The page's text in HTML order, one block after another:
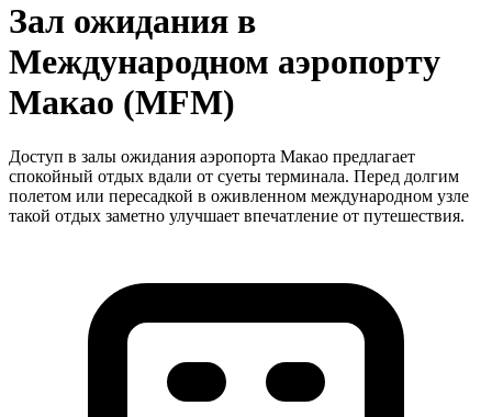
Зал ожидания в
Международном аэропорту
Макао (MFM)
Доступ в залы ожидания аэропорта Макао предлагает
спокойный отдых вдали от суеты терминала. Перед долгим
полетом или пересадкой в оживленном международном узле
такой отдых заметно улучшает впечатление от путешествия.